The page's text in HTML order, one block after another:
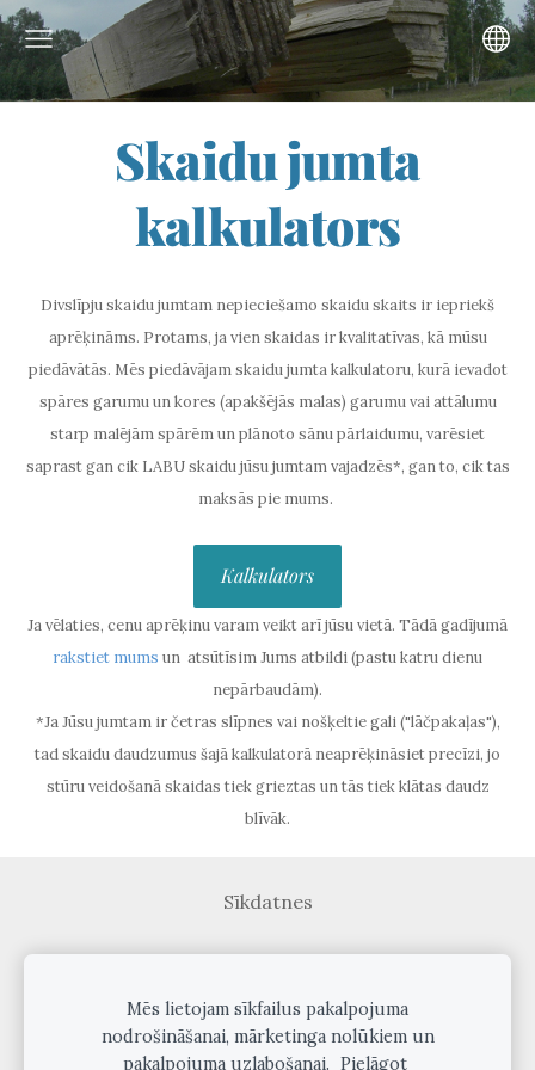
Skaidu jumta
kalkulators
Divslīpju skaidu jumtam nepieciešamo skaidu skaits ir iepriekš
aprēķināms. Protams, ja vien skaidas ir kvalitatīvas, kā mūsu
piedāvātās. Mēs piedāvājam skaidu jumta kalkulatoru, kurā ievadot
spāres garumu un kores (apakšējās malas) garumu vai attālumu
starp malējām spārēm un plānoto sānu pārlaidumu, varēsiet
saprast gan cik LABU skaidu jūsu jumtam vajadzēs*, gan to, cik tas
maksās pie mums.
Kalkulators
Ja vēlaties, cenu aprēķinu varam veikt arī jūsu vietā. Tādā gadījumā
rakstiet mums un atsūtīsim Jums atbildi(pastu katru dienu
nepārbaudām).
*Ja Jūsu jumtam ir četras slīpnes vai nošķeltie gali ("lāčpakaļas"),
tad skaidu daudzumus šajā kalkulatorā neaprēķināsiet precīzi, jo
stūru veidošanā skaidas tiek grieztas un tās tiek klātas daudz
blīvāk.
Sīkdatnes
Mēs lietojam sīkfailus pakalpojuma
nodrošināšanai, mārketinga nolūkiem un
pakalpojuma uzlabošanai. Pielāgot